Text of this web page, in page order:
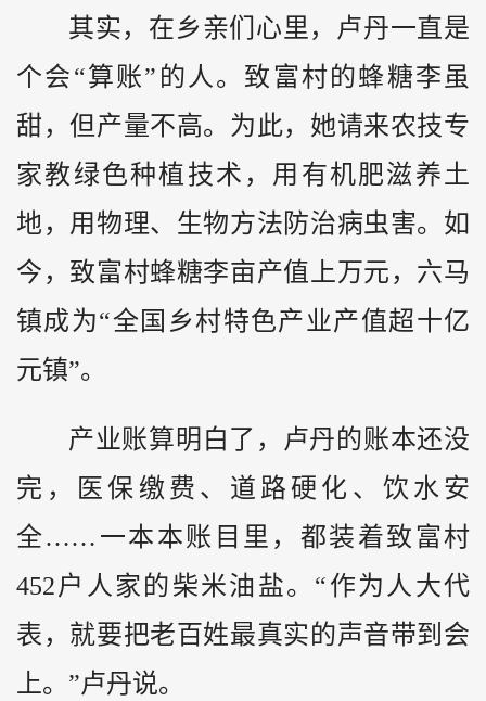
其实，在乡亲们心里，卢丹一直是
个会“算账”的人。致富村的蜂糖李虽
甜，但产量不高。为此，她请来农技专
家教绿色种植技术，用有机肥滋养土
地，用物理、生物方法防治病虫害。如
今，致富村蜂糖李亩产值上万元，六马
镇成为“全国乡村特色产业产值超十亿
元镇”。
产业账算明白了，卢丹的账本还没
完，医保缴费、道路硬化、饮水安
全……一本本账目里，都装着致富村
452户人家的柴米油盐。“作为人大代
表，就要把老百姓最真实的声音带到会
上。”卢丹说。